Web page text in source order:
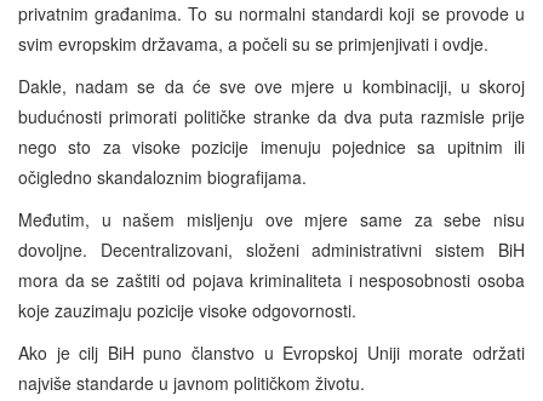
privatnim građanima. To su normalni standardi koji se provode u
svim evropskim državama, a počeli su se primjenjivati i ovdje.
Dakle, nadam se da će sve ove mjere u kombinaciji, u skoroj
budućnosti primorati političke stranke da dva puta razmisle prije
nego sto za visoke pozicije imenuju pojednice sa upitnim ili
očigledno skandaloznim biografijama.
Međutim, u našem misljenju ove mjere same za sebe nisu
dovoljne. Decentralizovani, složeni administrativni sistem BiH
mora da se zaštiti od pojava kriminaliteta i nesposobnosti osoba
koje zauzimaju pozicije visoke odgovornosti.
Ako je cilj BiH puno članstvo u Evropskoj Uniji morate održati
najviše standarde u javnom političkom životu.